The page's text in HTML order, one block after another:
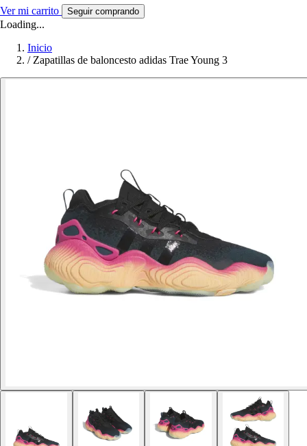
Ver mi carrito Seguir comprando
Loading...
Inicio
/ Zapatillas de baloncesto adidas Trae Young 3